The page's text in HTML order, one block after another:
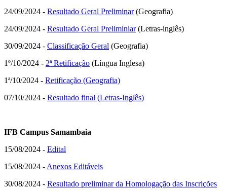
24/09/2024 - Resultado Geral Preliminar(Geografia)
24/09/2024 - Resultado Geral Preliminiar(Letras-inglês)
30/09/2024 - Classificação Geral (Geografia)
1º/10/2024 - 2ª Retificação (Língua Inglesa)
1ª/10/2024 - Retificação (Geografia)
07/10/2024 - Resultado final (Letras-Inglês)
IFB Campus Samambaia
15/08/2024 - Edital
15/08/2024 - Anexos Editáveis
30/08/2024 - Resultado preliminar da Homologação das Inscrições